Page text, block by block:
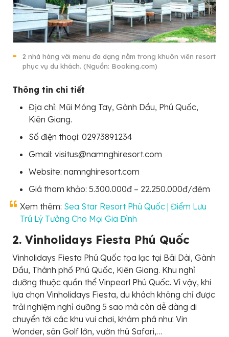
2 nhà hàng với menu đa dạng nằm trong khuôn viên resort
phục vụ du khách. (Nguồn: Booking.com)
Thông tin chi tiết
Địa chỉ: Mũi Móng Tay, Gành Dầu, Phú Quốc,
Kiên Giang.
Số điện thoại: 02973891234
Gmail: visitus@namnghiresort.com
Website: namnghiresort.com
Giá tham khảo: 5.300.000đ – 22.250.000đ/đêm
Xem thêm: Sea Star Resort Phú Quốc | Điểm Lưu
Trú Lý Tưởng Cho Mọi Gia Đình
2. Vinholidays Fiesta Phú Quốc
Vinholidays Fiesta Phú Quốc tọa lạc tại Bãi Dài, Gành
Dầu, Thành phố Phú Quốc, Kiên Giang. Khu nghỉ
dưỡng thuộc quần thể Vinpearl Phú Quốc. Vì vậy, khi
lựa chọn Vinholidays Fiesta, du khách không chỉ được
trải nghiệm nghỉ dưỡng 5 sao mà còn dễ dàng di
chuyển tới các khu vui chơi, khám phá như: Vin
Wonder, sân Golf lớn, vườn thú Safari,…